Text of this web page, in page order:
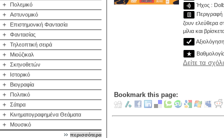
+ Πολεμικό
+ Αστυνομικό
+ Επιστημονική Φαντασία
+ Φαντασίας
+ Τηλεοπτική σειρά
+ Μιούζικαλ
+ Σκηνοθετών
+ Ιστορικό
+ Βιογραφία
+ Πολιτικό
+ Σάτιρα
+ Κινηματογραφημένα Θεάματα
+ Μουσικό
περισσότερα
Ήχος :
Περιγραφή
ζουν ελεύθερα
μίλια και
Δείτε τα
Bookmark this page: